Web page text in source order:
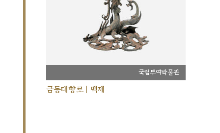
국립부여박물관
금동대향로 | 백제